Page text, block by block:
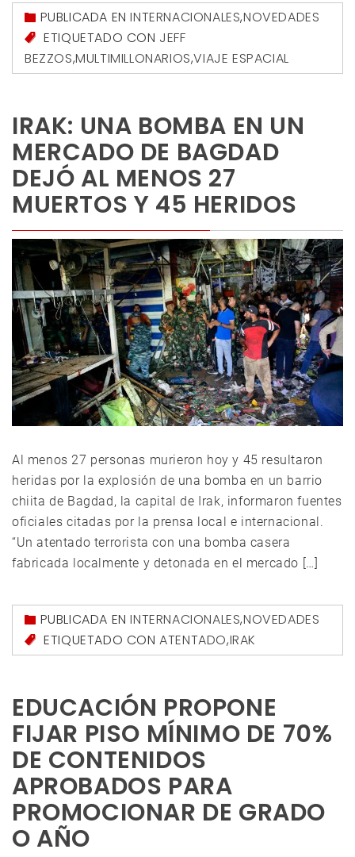
PUBLICADA ENINTERNACIONALES,NOVEDADES
ETIQUETADO CON JEFF
BEZZOS,MULTIMILLONARIOS,VIAJE ESPACIAL
IRAK: UNA BOMBA EN UN
MERCADO DE BAGDAD
DEJÓ AL MENOS 27
MUERTOS Y 45 HERIDOS
Al menos 27 personas murieron hoy y 45 resultaron
heridas por la explosión de una bomba en un barrio
chiita de Bagdad, la capital de Irak, informaron fuentes
oficiales citadas por la prensa local e internacional.
“Un atentado terrorista con una bomba casera
fabricada localmente y detonada en el mercado […]
PUBLICADA ENINTERNACIONALES,NOVEDADES
ETIQUETADO CONATENTADO,IRAK
EDUCACIÓN PROPONE
FIJAR PISO MÍNIMO DE 70%
DE CONTENIDOS
APROBADOS PARA
PROMOCIONAR DE GRADO
O AÑO